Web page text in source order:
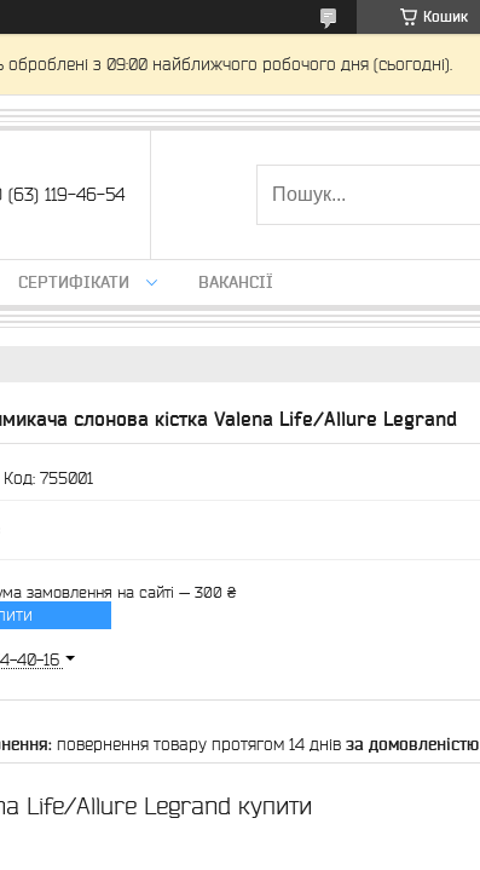
Кошик
з 09:00 найближчого робочого дня (сьогодні).
(63) 119-46-54
СЕРТИФІКАТИ ВАКАНСІЇ
слонова кістка Valena Life/Allure Legrand
Код: 755001
замовлення на сайті — 300 ₴
40-16
повернення товару протягом 14 днів за домовленістю
Life/Allure Legrand купити